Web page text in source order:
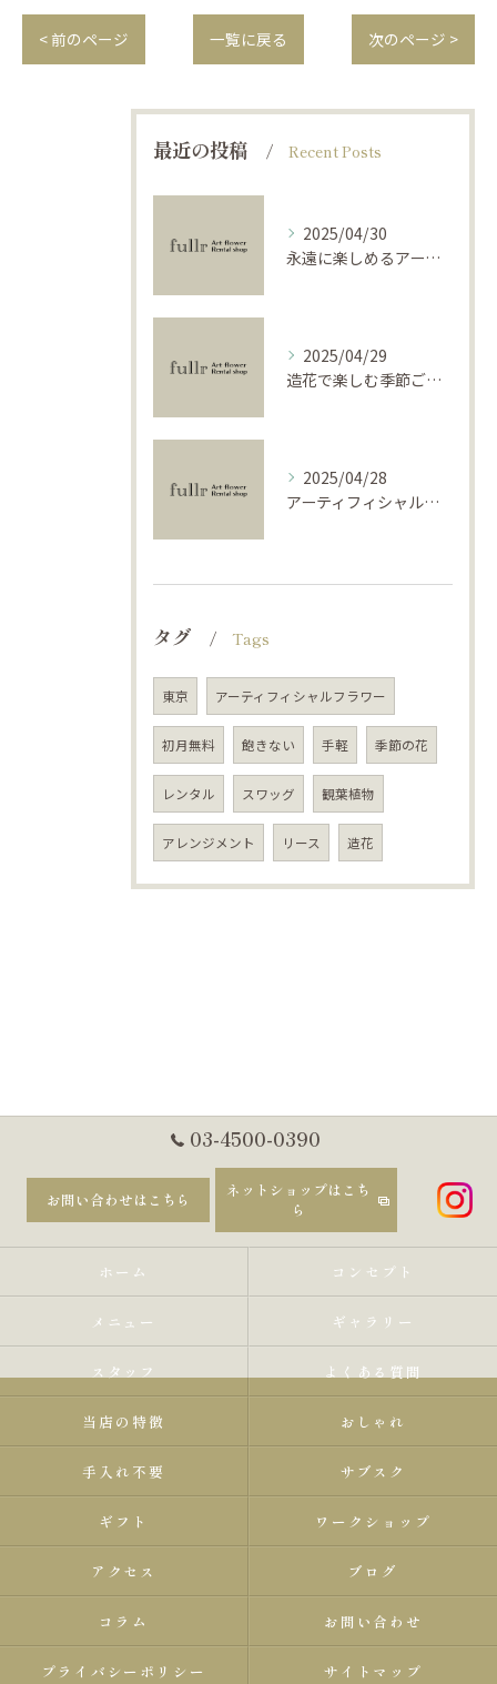
< 前のページ 一覧に戻る 次のページ >
最近の投稿 Recent Posts
2025/04/30
永遠に楽しめるアーティフィシャルフラワーの使い方
2025/04/29
造花で楽しむ季節ごとのインテリア
2025/04/28
アーティフィシャルフラワーで学ぶ基礎と活用法
タグ Tags
東京 アーティフィシャルフラワー
初月無料 飽きない 手軽 季節の花
レンタル スワッグ 観葉植物
アレンジメント リース 造花
03-4500-0390
お問い合わせはこちら
ネットショップはこち
ら
ホーム コンセプト
メニュー ギャラリー
スタッフ よくある質問
当店の特徴 おしゃれ
手入れ不要 サブスク
ギフト ワークショップ
アクセス ブログ
コラム お問い合わせ
プライバシーポリシー サイトマップ